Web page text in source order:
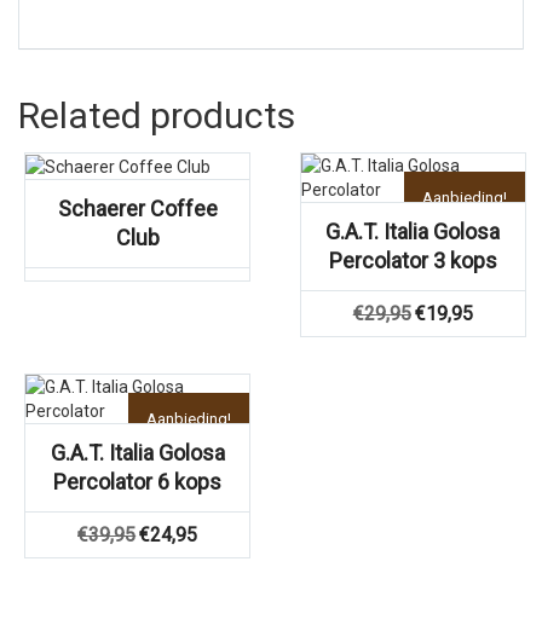
Related products
Schaerer Coffee
Club
Aanbieding!
G.A.T. Italia Golosa
Percolator 3 kops
€29,95 Oorspronkelijke
prijs
€19,95Huidige
prijs
Aanbieding!
G.A.T. Italia Golosa
Percolator 6 kops
€39,95 Oorspronkelijke
prijs
€24,95Huidige